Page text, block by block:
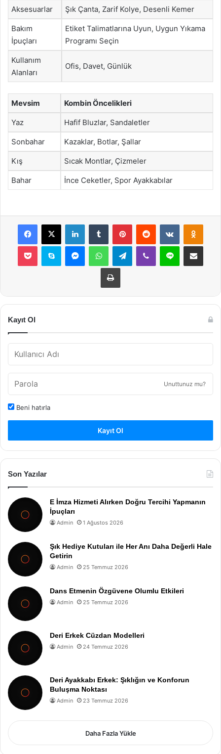
Aksesuarlar Şık Çanta, Zarif Kolye, Desenli Kemer
Bakım
İpuçları
Etiket Talimatlarına Uyun, Uygun Yıkama
Programı Seçin
Kullanım
Alanları
Ofis, Davet, Günlük
Mevsim Kombin Öncelikleri
Yaz Hafif Bluzlar, Sandaletler
Sonbahar Kazaklar, Botlar, Şallar
Kış Sıcak Montlar, Çizmeler
Bahar İnce Ceketler, Spor Ayakkabılar
Facebook
X LinkedInTumblr PinterestReddit VKontakte
Pocket Skype MessengerWhatsAppTelegramViber Line E-Posta ile
Yazdır
Kayıt Ol
Unuttunuz mu?
Beni hatırla
Kayıt Ol
Son Yazılar
E İmza Hizmeti Alırken Doğru Tercihi Yapmanın
İpuçları
Admin 1 Ağustos 2026
Şık Hediye Kutuları ile Her Anı Daha Değerli Hale
Getirin
Admin 25 Temmuz 2026
Dans Etmenin Özgüvene Olumlu Etkileri
Admin 25 Temmuz 2026
Deri Erkek Cüzdan Modelleri
Admin 24 Temmuz 2026
Deri Ayakkabı Erkek: Şıklığın ve Konforun
Buluşma Noktası
Admin 23 Temmuz 2026
Daha Fazla Yükle